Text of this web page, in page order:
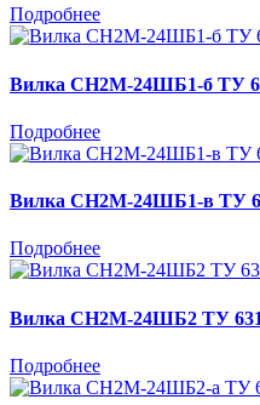
Подробнее
Вилка СН2М-24ШБ1-б ТУ
Подробнее
Вилка СН2М-24ШБ1-в ТУ
Подробнее
Вилка СН2М-24ШБ2 ТУ
Подробнее